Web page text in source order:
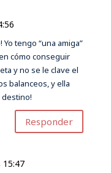
tengo “una amiga”
cómo conseguir
y no se le clave el
balanceos, y ella
Responder
15:47